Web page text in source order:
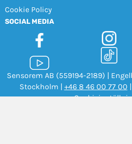
Cookie Policy
SOCIAL MEDIA
Sensorem AB (559194-2189) |
Stockholm | +46 8 46 00 77 00